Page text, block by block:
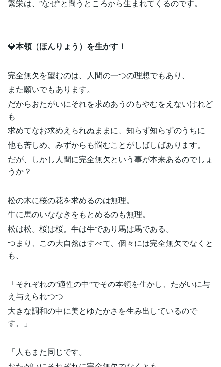
繁栄は、”なぜ”と問うところから生まれてくるのです。
💎本領（ほんりょう）を生かす！
完全無欠を望むのは、人間の一つの理想でもあり、
また願いでもあります。
だからおたがいにそれを求めあうのもやむをえないけれど
も
求めてなお求めえられぬままに、知らず知らずのうちに
他も苦しめ、みずからも悩むことがしばしばあります。
だが、しかし人間に完全無欠という事が本来あるのでしょ
うか？
松の木に桜の花を求めるのは無理。
牛に馬のいななきをもとめるのも無理。
松は松。桜は桜。牛は牛であり馬は馬である。
つまり、この大自然はすべて、個々には完全無欠でなくと
も、
「それぞれの”適性の中”でその本領を生かし、たがいに与
え与えられつつ
大きな調和の中に美とゆたかさを生み出しているので
す。」
「人もまた同じです。